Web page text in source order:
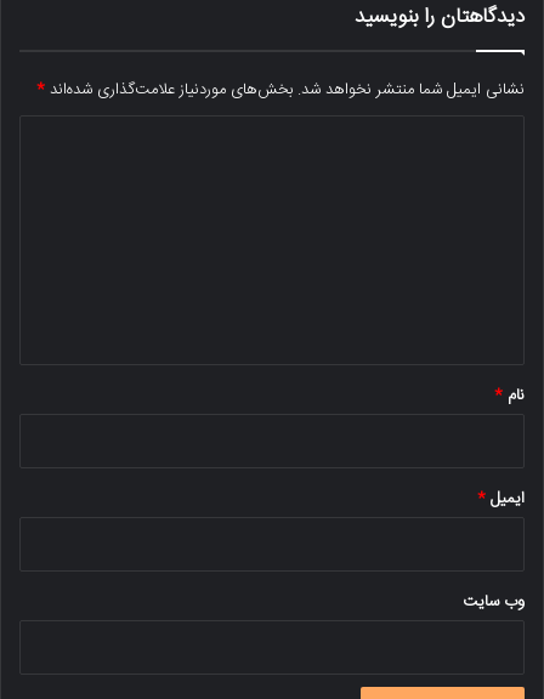
دیدگاهتان را بنویسید
نشانی ایمیل شما منتشر نخواهد شد. بخش‌های موردنیاز علامت‌گذاری شده‌اند*
نام *
ایمیل*
وب‌ سایت